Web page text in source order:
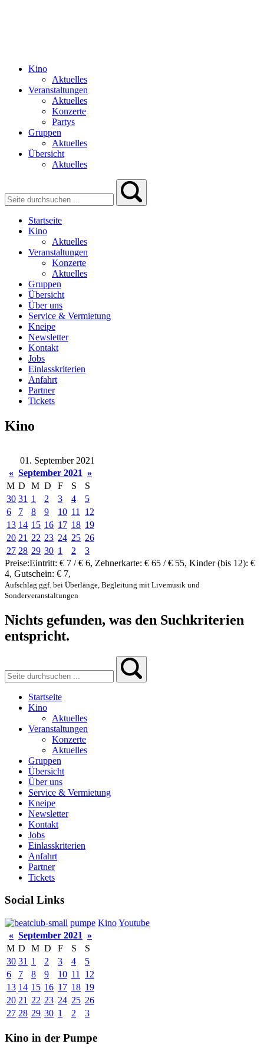
Kino
Aktuelles
Veranstaltungen
Aktuelles
Konzerte
Partys
Gruppen
Aktuelles
Übersicht
Aktuelles
Startseite
Kino
Aktuelles
Veranstaltungen
Konzerte
Aktuelles
Gruppen
Übersicht
Über uns
Service & Vermietung
Kneipe
Newsletter
Kontakt
Jobs
Einlasskriterien
Anfahrt
Partner
Tickets
Kino
01. September 2021
« September 2021 »
M D M D F S
S
30 31 1 2 3 4
5
6
7 8 9 10 11
12
13 14 15 16 17 18 19
20 21 22 23 24 25 26
27 28 29 30 1 2
3
Preise:Eintritt: € 7 / € 6, Zehnerkarte: € 65 / € 55, Kinder (bis 12): €
4, Gutschein: € 7,
Aufschlag ggf. bei Überlänge, Begleitung mit Livemusik und
Sonderveranstaltungen
Nichts gefunden, was den Suchkriterien
entspricht.
Startseite
Kino
Aktuelles
Veranstaltungen
Konzerte
Aktuelles
Gruppen
Übersicht
Über uns
Service & Vermietung
Kneipe
Newsletter
Kontakt
Jobs
Einlasskriterien
Anfahrt
Partner
Tickets
Social Links
pumpe KinoYoutube
« September 2021 »
M D M D F S
S
30 31 1 2 3 4
5
6
7 8 9 10 11
12
13 14 15 16 17 18 19
20 21 22 23 24 25 26
27 28 29 30 1 2 3
Kino in der Pumpe